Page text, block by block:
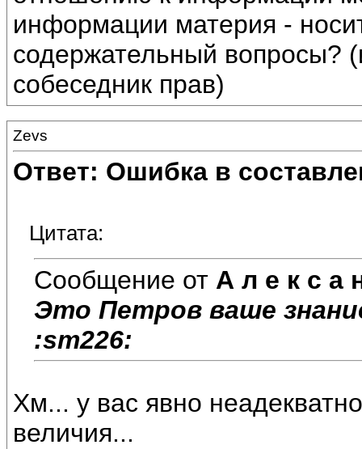
информации материя -
содержательный вопросы?
собеседник прав)
Zevs
Ответ: Ошибка в
Цитата:
Сообщение от А л е к с а
Это Петров ваше
:sm226:
Хм... у вас явно
величия...